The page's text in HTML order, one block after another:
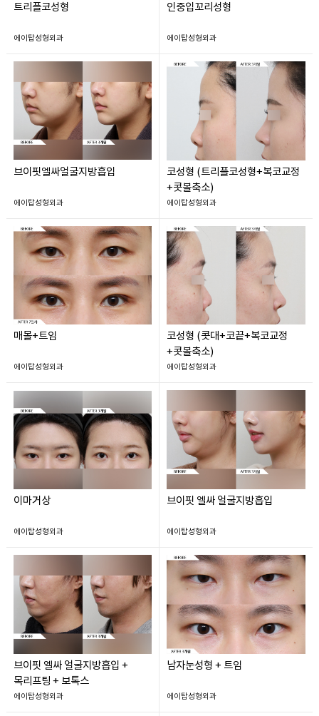
트리플코성형
에이탑성형외과
인중입꼬리성형
에이탑성형외과
브이핏엘싸얼굴지방흡입
에이탑성형외과
코성형 (트리플코성형+복코교정
+콧볼축소)
에이탑성형외과
매몰+트임
에이탑성형외과
코성형 (콧대+코끝+복코교정
+콧볼축소)
에이탑성형외과
이마거상
에이탑성형외과
브이핏 엘싸 얼굴지방흡입
에이탑성형외과
브이핏 엘싸 얼굴지방흡입 +
목리프팅 + 보톡스
에이탑성형외과
남자눈성형 + 트임
에이탑성형외과